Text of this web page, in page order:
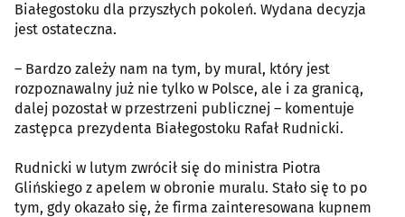
Białegostoku dla przyszłych pokoleń. Wydana decyzja
jest ostateczna.
– Bardzo zależy nam na tym, by mural, który jest
rozpoznawalny już nie tylko w Polsce, ale i za granicą,
dalej pozostał w przestrzeni publicznej – komentuje
zastępca prezydenta Białegostoku Rafał Rudnicki.
Rudnicki w lutym zwrócił się do ministra Piotra
Glińskiego z apelem w obronie muralu. Stało się to po
tym, gdy okazało się, że firma zainteresowana kupnem